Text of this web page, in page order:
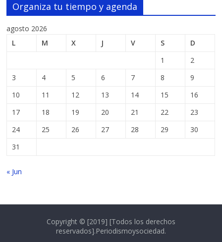
Organiza tu tiempo y agenda
agosto 2026
L
M X J V S
D
1
2
3
4 5 6 7 8
9
10
11 12 13 14 15
16
17
18 19 20 21 22
23
24
25 26 27 28 29
30
31
« Jun
Copyright © [2019] [Todos los derechos
reservados].Periodismoysociedad.